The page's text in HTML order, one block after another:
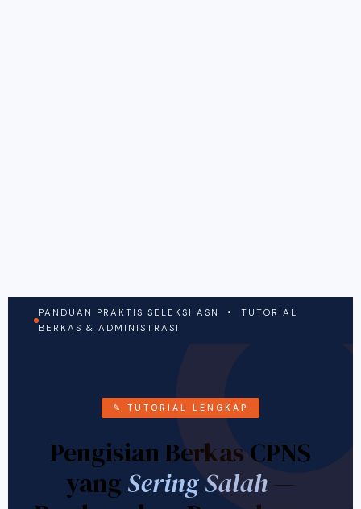
PANDUAN PRAKTIS SELEKSI ASN • TUTORIAL
BERKAS & ADMINISTRASI
✎ TUTORIAL LENGKAP
Pengisian Berkas CPNS
yang Sering Salah—